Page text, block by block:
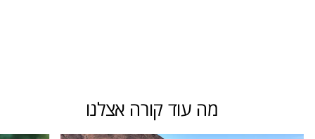
מה עוד קורה אצלנו